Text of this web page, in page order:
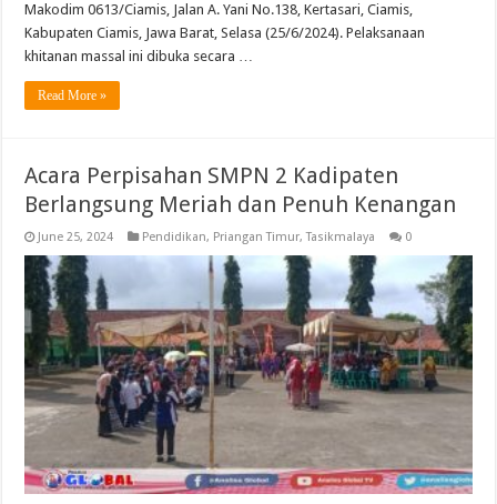
Makodim 0613/Ciamis, Jalan A. Yani No.138, Kertasari, Ciamis,
Kabupaten Ciamis, Jawa Barat, Selasa (25/6/2024). Pelaksanaan
khitanan massal ini dibuka secara …
Read More »
Acara Perpisahan SMPN 2 Kadipaten
Berlangsung Meriah dan Penuh Kenangan
June 25, 2024 Pendidikan, Priangan Timur,Tasikmalaya 0